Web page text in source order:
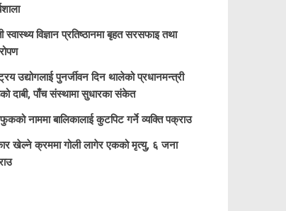
स्वास्थ्य विज्ञान प्रतिष्ठानमा बृहत सरसफाइ तथा
उद्योगलाई पुनर्जीवन दिन थालेको प्रधानमन्त्री
दाबी, पाँच संस्थामा सुधारका संकेत
नाममा बालिकालाई कुटपिट गर्ने व्यक्ति पक्राउ
खेल्ने क्रममा गोली लागेर एकको मृत्यु, ६ जना